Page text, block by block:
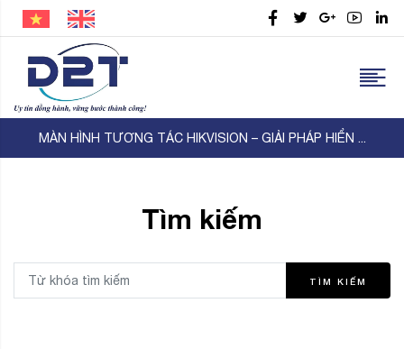
WORKSHOP D2T – TP-Link – Thiên Lam | KẾT NỐI ...
Tìm kiếm
TÌM KIẾM